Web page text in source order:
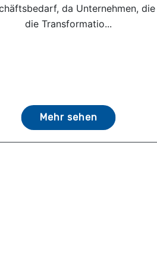
da Unternehmen, die
die Transformatio...
Mehr sehen